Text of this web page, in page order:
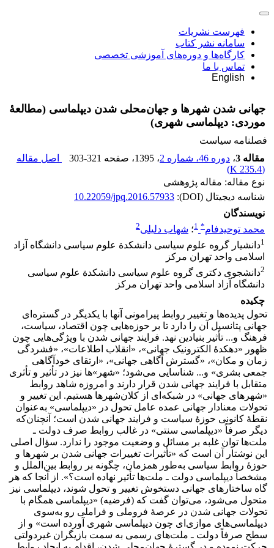
فهرست نشریات
سامانه نشر کتاب
کارگاه‌ها و دوره‌های آموزشی تخصصی
تماس با ما
English
جهانی ‌شدن شهرها و جهان‌محلی ‌شدن دیپلماسی (مطالعۀ
موردی: دیپلماسی شهری)
فصلنامه سیاست
مقاله 3
، دوره 46، شماره 2 ، 1395 ، صفحه 303-321
اصل مقاله
(
235.4 K
)
نوع مقاله: مقاله پژوهشی
شناسه دیجیتال (DOI):
10.22059/jpq.2016.57933
نویسندگان
محمد توحیدفام*
1؛ شهاب دلیلی2
1دانشیار گروه علوم سیاسی دانشکدة علوم سیاسی دانشگاه آزاد
اسلامی واحد تهران مرکز
2دانشجوی دکتری گروه علوم سیاسی دانشکدة علوم سیاسی
دانشگاه آزاد اسلامی واحد تهران مرکز
چکیده
تحول پدیده‌ها و تغییر روابط پیرامونی آنها با یکدیگر در گستره‌ای
جهانی پتانسیل آن را دارد تا بر حوزه‌هایی چون اقتصاد، سیاست،
فرهنگ و... تأثیر بنیادین نهد. فرایند جهانی ‌شدن با ویژگی‌هایی چون
ظهور «دهکدۀ الکترونیک جهانی»، «انقلاب اطلاعات»، «فشردگی
زمان و مکان»، «گسترش آگاهی جهانی»، «ارتقای خودآگاهی
جمعی بشری» و... شناسایی می‌شود؛ «شهر»ها نیز در تأثیر و تأثری
متقابل با فرایند جهانی ‌شدن قرار دارند و امروزه شاهد روابط
«شهرهای جهانی» در شبکه‌ای از کلان‌شهرها هستیم. این تغییر و
تحولات معنادار جهانی عمده عامل تحول در «دیپلماسی» به‌عنوان
نقطۀ کانونی حوزۀ سیاست و فرایند جهانی ‌شدن است؛ آنچنان‌که
دیگر صرفاً «دیپلماسی سنتی» در غالب روابط صرف دولت ـ
ملت‌ها توان غلبه بر مسائل و وضعیت موجود را ندارد. سؤال اصلی
این نوشتار آن است که «تأثیرات تغییرات جهانی شدن بر شهرها و
حوزۀ روابط سیاسی به‌طور همزمان، چگونه بر روابط بین‌الملل و
مشخصاً دیپلماسی دولت ـ ملت‌ها تأثیر نهاده است؟». از آنجا که هر
گاه ساختارهای جهانی دستخوش تغییر و تحول شوند، دیپلماسی نیز
متحول می‌شود، می‌توان گفت که (فرضیه) «دیپلماسی همگام با
تحولات جهانی‌ شدن در عرصۀ فروملی و فراملی رو به‌سوی
دیپلماسی‌های موازی‌ای چون دیپلماسی شهری آورده است» و از
سطح صرفاً دولت ـ ملت‌های رسمی به سمت بازیگران غیردولتی